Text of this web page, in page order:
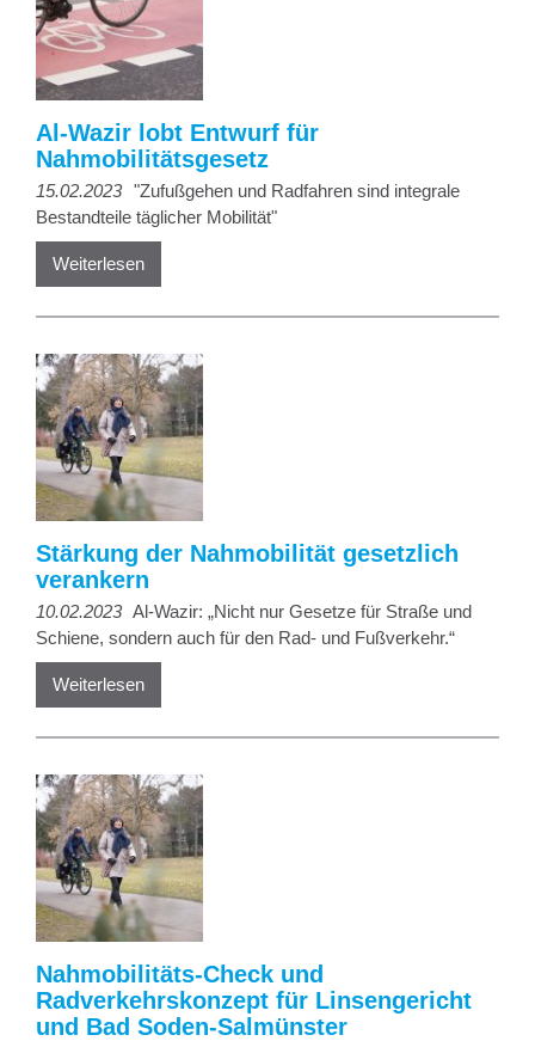
Al-Wazir lobt Entwurf für
Nahmobilitätsgesetz
15.02.2023 "Zufußgehen und Radfahren sind integrale
Bestandteile täglicher Mobilität"
Weiterlesen
Stärkung der Nahmobilität gesetzlich
verankern
10.02.2023 Al-Wazir: „Nicht nur Gesetze für Straße und
Schiene, sondern auch für den Rad- und Fußverkehr.“
Weiterlesen
Nahmobilitäts-Check und
Radverkehrskonzept für Linsengericht
und Bad Soden-Salmünster